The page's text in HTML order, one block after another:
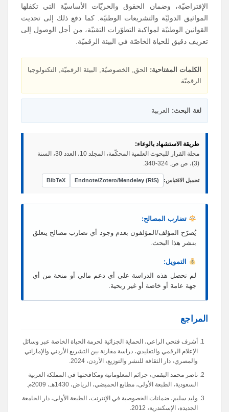
الإفتراضيّة، وضمان الحقوق والحريّات الأساسيّة التي تكفلها
المواثيق الدوليّة والتشريعات الوطنيّة. كما دفع ذلك إلى تحديث
القوانين الوطنيّة لمواكبة التطوّرات التقنيّة، من أجل الوصول إلى
تعريف دقيق للحياة الخاصّة في البيئة الرقميّة.
الكلمات المفتاحية: الحق, الخصوصيّة, البيئة الرقميّة, التكنولوجيا
الرقميّة
لغة البحث: العربية
طريقة الاستشهاد بالوعاء:
مجلة القرار للبحوث العلمية المحكّمة، المجلد 10، العدد 30، السنة
(3)، ص ص. 324-340.
تحميل الاقتباس: Endnote/Zotero/Mendeley (RIS)
BibTeX
تضارب المصالح:
يُصرّح المؤلف/المؤلفون بعدم وجود أي تضارب مصالح يتعلق
بنشر هذا البحث.
التمويل:
لم تحصل هذه الدراسة على أي دعم مالي أو منحة من أي
جهة عامة أو خاصة أو غير ربحية.
المراجع
أشرف فتحي الراعي، الحماية الجزائية لحرمة الحياة الخاصة عبر وسائل
الإعلام الرقمي والتقليدي، دراسة مقارنة بين التشريع الأردني والإماراتي
والمصري، دار الثقافة للنشر والتوزيع، الأردن، 2024.
ناصر محمد البقمي، جرائم المعلوماتية ومكافحتها في المملكة العربية
السعودية، الطبعة الأولى، مطابع الحميضي، الرياض، 1430هـ، 2009م.
وليد سليم، ضمانات الخصوصية في الإنترنت، الطبعة الأولى، دار الجامعة
الجديدة، الإسكندرية، 2012.